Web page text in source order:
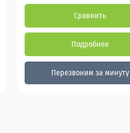
Сравнить
Подробнее
Перезвоним за минуту